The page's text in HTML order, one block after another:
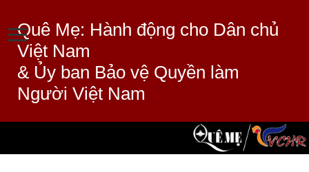
Quê Mẹ: Hành động cho Dân chủ
Việt Nam
& Ủy ban Bảo vệ Quyền làm
Người Việt Nam